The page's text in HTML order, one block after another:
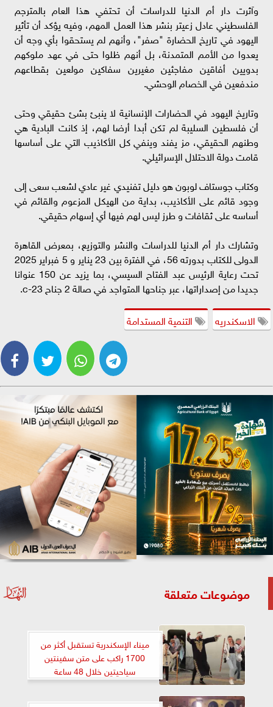
وآثرت دار أم الدنيا للدراسات أن تحتفي هذا العام بالمترجم
الفلسطيني عادل زعيتر بنشر هذا العمل المهم، وفيه يؤكد أن تأثير
اليهود في تاريخ الحضارة "صفر"، وأنهم لم يستحقوا بأي وجه أن
يعدوا من الأمم المتمدنة، بل أنهم ظلوا حتى في عهد ملوكهم
بدويين أفاقين مفاجئين مغيرين سفاكين مولعين بقطاعهم
مندفعين في الخصام الوحشي.
وتاريخ اليهود في الحضارات الإنسانية لا ينبئ بشئ حقيقي وحتى
أن فلسطين السليبة لم تكن أبدا أرضا لهم، إذ كانت البادية هي
وطنهم الحقيقي، مز يفند وينفي كل الأكاذيب التي على أساسها
قامت دولة الاحتلال الإسرائيلي.
وكتاب جوستاف لوبون هو دليل تفنيدي غير عادي لشعب سعى إلى
وجود قائم على الأكاذيب، بداية من الهيكل المزعوم والقائم في
أساسه على ثقافات و طرز ليس لهم فيها أي إسهام حقيقي.
وتشارك دار أم الدنيا للدراسات والنشر والتوزيع، بمعرض القاهرة
الدولى للكتاب بدورته 56، في الفترة بين 23 يناير و 5 فبراير 2025
تحت رعاية الرئيس عبد الفتاح السيسي، بما يزيد عن 150 عنوانا
جديدا من إصداراتها، عبر جناحها المتواجد في صالة 2 جناح c-23.
الاسكندريه
التنمية المستدامة
موضوعات متعلقة
ميناء الإسكندرية تستقبل أكثر من
1700 راكب على متن سفينتين
سياحيتين خلال 48 ساعة